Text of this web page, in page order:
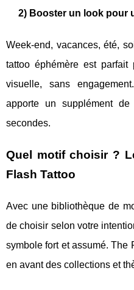
2) Booster un look pour
Week-end, vacances, été,
tattoo éphémère est
visuelle, sans
apporte un supplément
secondes.
Quel motif choisir ?
Flash Tattoo
Avec une bibliothèque de
de choisir selon votre
symbole fort et assumé. The
en avant des collections et